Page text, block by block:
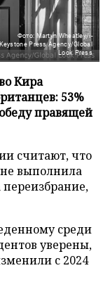
Фото: Martyn Wheatley/i-
Press Agency/Global
Look Press
Кира
53%
правящей
считают, что
выполнила
среди
уверены,
с 2024